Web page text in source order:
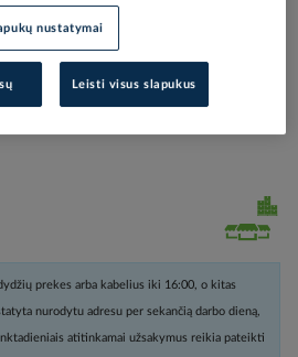
Prisijunkite, norėdami pamatyti kainas
prekes arba kabelius iki 16:00, o kitas
nurodytu adresu per sekančią darbo dieną,
atitinkamai užsakymus reikia pateikti
nustatymai
Leisti visus slapukus